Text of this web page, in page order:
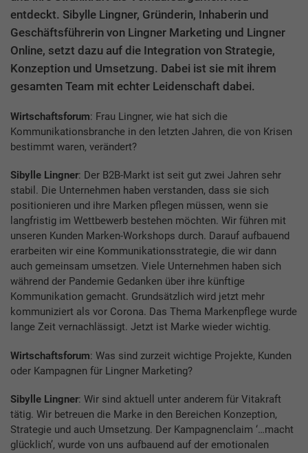
entdeckt. Sibylle Lingner, Gründerin, Inhaberin und
Geschäftsführerin von Lingner Marketing und Lingner
Online, setzt dazu auf die Integration von Strategie,
Konzeption und Umsetzung. Dabei ist sie mit ihrem
gesamten Team mit echter Leidenschaft dabei.
Wirtschaftsforum: Frau Lingner, wie hat sich die
Kommunikationsbranche in den letzten Jahren, die von Krisen
bestimmt waren, verändert?
Sibylle Lingner: Der B2B-Markt ist seit gut zwei Jahren sehr
stabil. Die Unternehmen haben verstanden, dass sie sich
positionieren und ihre Marken pflegen müssen, wenn sie
langfristig im Wettbewerb bestehen möchten. Wir führen mit
unseren Kunden Marken-Workshops durch. Darauf aufbauend
erarbeiten wir eine Kommunikationsstrategie, die wir dann
auch gemeinsam umsetzen. Viele Unternehmen haben sich
während der Pandemie Gedanken über ihre künftige
Kommunikation gemacht. Grundsätzlich wird jetzt mehr
kommuniziert als vor Corona. Das Thema Markenpflege wurde
lange Zeit vernachlässigt. Jetzt ist Marke wieder wichtig.
Wirtschaftsforum: Was sind zurzeit wichtige Projekte, Kunden
oder Kampagnen für Lingner Marketing?
Sibylle Lingner: Wir sind aktuell unter anderem für Vitakraft
tätig. Wir betreuen die Marke in den Bereichen Konzeption,
Strategie und auch Umsetzung. Der Kampagnenclaim ‘…macht
glücklich’, wurde von uns aufbauend auf der emotionalen